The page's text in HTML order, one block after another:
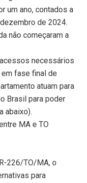
um ano, contados a
de 2024.
não começaram a
necessários
fase final de
atuam para
Brasil para poder
abaixo).
MA e TO
226/TO/MA, o
para